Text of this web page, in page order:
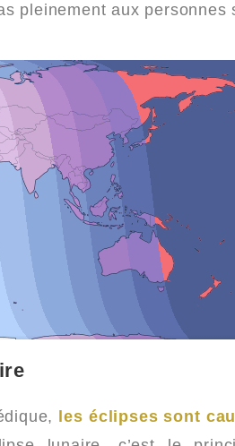
pleinement aux
les éclipses sont